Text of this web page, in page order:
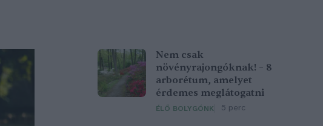
Nem csak
növényrajongóknak! – 8
arborétum, amelyet
érdemes meglátogatni
ÉLŐ BOLYGÓNK 5 perc